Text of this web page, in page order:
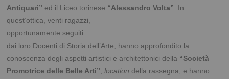
Antiquari” ed il Liceo torinese “AlessandroVolta” . In
quest’ottica, venti ragazzi,
opportunamente seguiti
dai loro Docenti di Storia dell’Arte, hanno approfondito la
conoscenza degli aspetti artistici e architettonici della “Società
Promotrice delle Belle Arti” ,locationdella rassegna, e hanno